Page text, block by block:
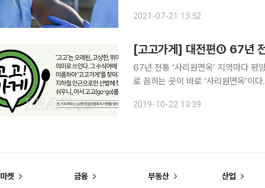
로 선택할 수 있다는 전망이 나오고 있
2021-07-21 13:52
[고고가게] 대전편① 67년 전
67년 전통 ‘사리원면옥’ 지역마다 평양냉면 노포들이 있지만, 대전에서 ‘평양냉면’ 하면 첫손가락으
로 꼽히는 곳이 바로 ‘사리원면옥’이
평양냉면으로는 물론이고, 대전광역
2019-10-22 13:39
마켓 금융 부동산 산업